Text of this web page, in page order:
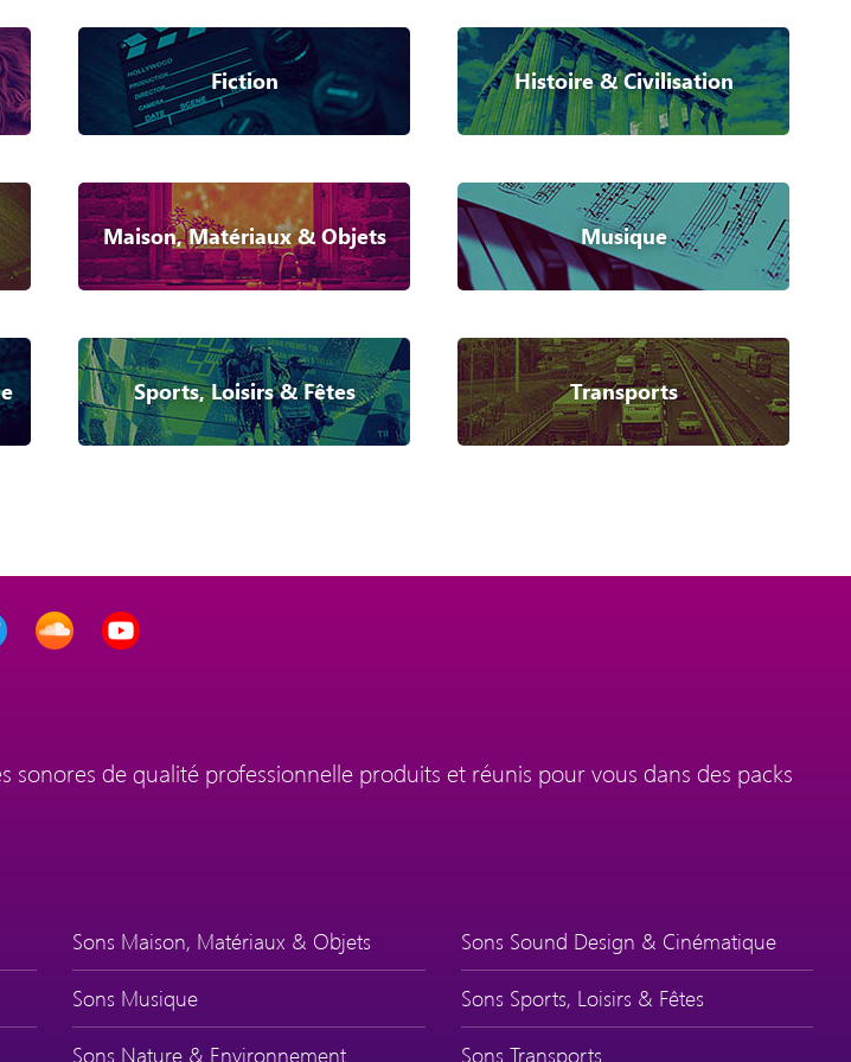
Fiction Histoire & Civilisation
Maison, Matériaux & Objets Musique
Sports, Loisirs & Fêtes Transports
sonores de qualité professionnelle produits et réunis pour vous dans des packs
Sons Maison, Matériaux & Objets
Sons Musique
Sons Nature & Environnement
Sons Sound Design & Cinématique
Sons Sports, Loisirs & Fêtes
Sons Transports